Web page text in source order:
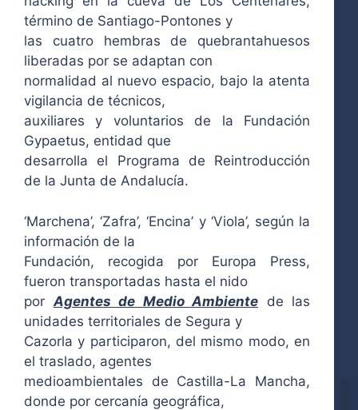
término de Santiago-Pontones y
las cuatro hembras de quebrantahuesos
liberadas por se adaptan con
normalidad al nuevo espacio, bajo la atenta
vigilancia de técnicos,
auxiliares y voluntarios de la Fundación
Gypaetus, entidad que
desarrolla el Programa de Reintroducción
de la Junta de Andalucía.
‘Marchena’, ‘Zafra’, ‘Encina’ y ‘Viola’, según la
información de la
Fundación, recogida por Europa Press,
fueron transportadas hasta el nido
por Agentes de Medio Ambiente de las
unidades territoriales de Segura y
Cazorla y participaron, del mismo modo, en
el traslado, agentes
medioambientales de Castilla-La Mancha,
donde por cercanía geográfica,